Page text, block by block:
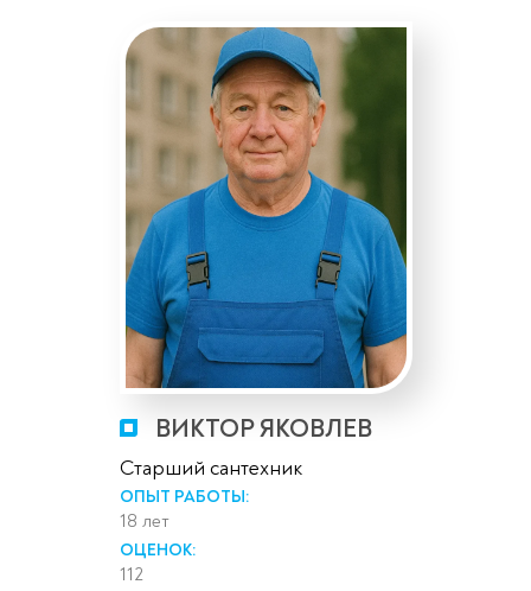
ВИКТОР ЯКОВЛЕВ
Старший сантехник
ОПЫТ РАБОТЫ:
18 лет
ОЦЕНОК:
112